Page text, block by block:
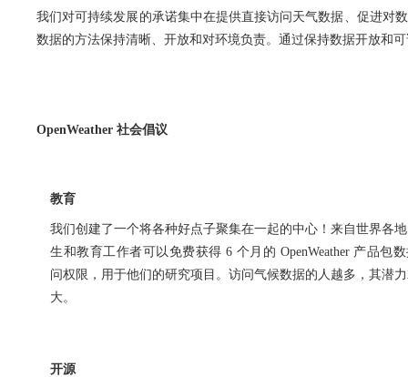
我们对可持续发展的承诺集中在提供直接访问天气数据、促进对
数据的方法保持清晰、开放和对环境负责。通过保持数据开放和
OpenWeather 社会倡议
教育
我们创建了一个将各种好点子聚集在一起的中心！来自世界各
生和教育工作者可以免费获得 6 个月的 OpenWeather 产品包
问权限，用于他们的研究项目。访问气候数据的人越多，其潜
大。
开源